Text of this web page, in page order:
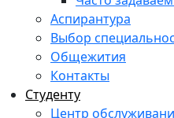
Аспирантура
Выбор
Общежития
Контакты
Студенту
Центр